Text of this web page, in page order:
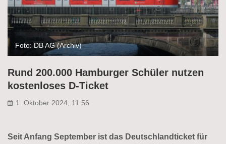
Foto: DB AG (Archiv)
Rund 200.000 Hamburger Schüler nutzen
kostenloses D-Ticket
1. Oktober 2024, 11:56
Seit Anfang September ist das Deutschlandticket für